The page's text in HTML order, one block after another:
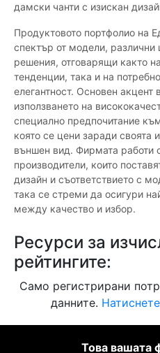
дамски чанти с изискан
Продуктовото портфолио на
спектър от модели, различни
решения, отговарящи както
тенденции, така и на
елегантност. Основен акцент
използването на
специално предпочитание
която се цени заради своята
външен вид. Фирмата работи
производители, които
дизайн и съответствието с
така се стреми да осигури
между качество и избор.
Ресурси за
рейтингите:
Само регистрирани
данните.
Това вашата